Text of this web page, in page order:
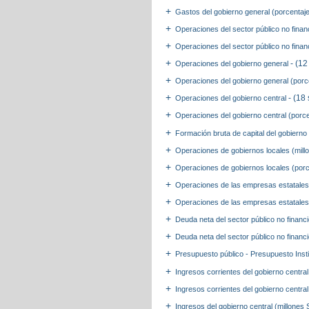
Gastos del gobierno general
Operaciones del sector público no
Operaciones del sector público no
Operaciones del gobierno general -
Operaciones del gobierno general
Operaciones del gobierno central - (18
Operaciones del gobierno central
Formación bruta de capital del
Operaciones de gobiernos locales
Operaciones de gobiernos locales
Operaciones de las empresas
Operaciones de las empresas
Deuda neta del sector público no
Deuda neta del sector público no
Presupuesto público - Presupuesto
Ingresos corrientes del gobierno
Ingresos corrientes del gobierno
Ingresos del gobierno central (millones